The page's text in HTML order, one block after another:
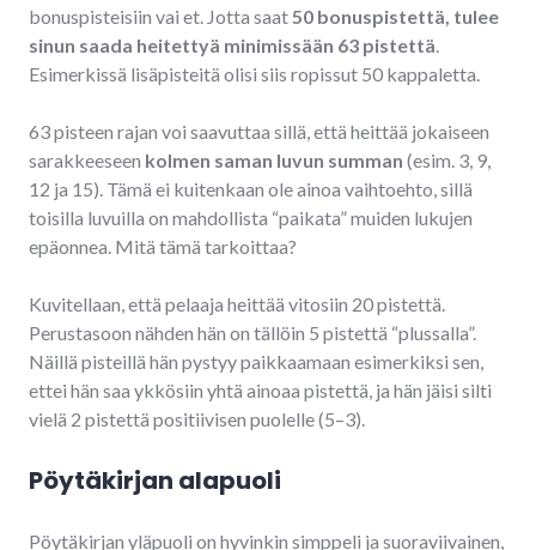
bonuspisteisiin vai et. Jotta saat50 bonuspistettä, tulee
sinun saada heitettyä minimissään 63 pistettä.
Esimerkissä lisäpisteitä olisi siis ropissut 50 kappaletta.
63 pisteen rajan voi saavuttaa sillä, että heittää jokaiseen
sarakkeeseen kolmen saman luvun summan (esim. 3, 9,
12 ja 15). Tämä ei kuitenkaan ole ainoa vaihtoehto, sillä
toisilla luvuilla on mahdollista “paikata” muiden lukujen
epäonnea. Mitä tämä tarkoittaa?
Kuvitellaan, että pelaaja heittää vitosiin 20 pistettä.
Perustasoon nähden hän on tällöin 5 pistettä “plussalla”.
Näillä pisteillä hän pystyy paikkaamaan esimerkiksi sen,
ettei hän saa ykkösiin yhtä ainoaa pistettä, ja hän jäisi silti
vielä 2 pistettä positiivisen puolelle (5–3).
Pöytäkirjan alapuoli
Pöytäkirjan yläpuoli on hyvinkin simppeli ja suoraviivainen,